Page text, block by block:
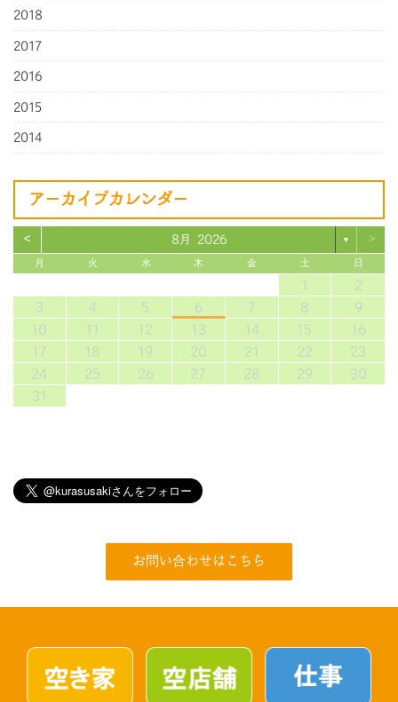
2018
2017
2016
2015
2014
アーカイブカレンダー
< 8月 2026 ▼ >
月 火 水 木 金 土 日
1
2
3
4 5 6 7 8
9
10
11 12 13 14 15
16
17
18 19 20 21 22
23
24
25 26 27 28 29
30
31
お問い合わせはこちら